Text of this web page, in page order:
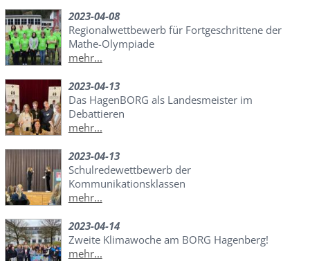
2023-04-08
Regionalwettbewerb für Fortgeschrittene der
Mathe-Olympiade
mehr...
2023-04-13
Das HagenBORG als Landesmeister im
Debattieren
mehr...
2023-04-13
Schulredewettbewerb der
Kommunikationsklassen
mehr...
2023-04-14
Zweite Klimawoche am BORG Hagenberg!
mehr...